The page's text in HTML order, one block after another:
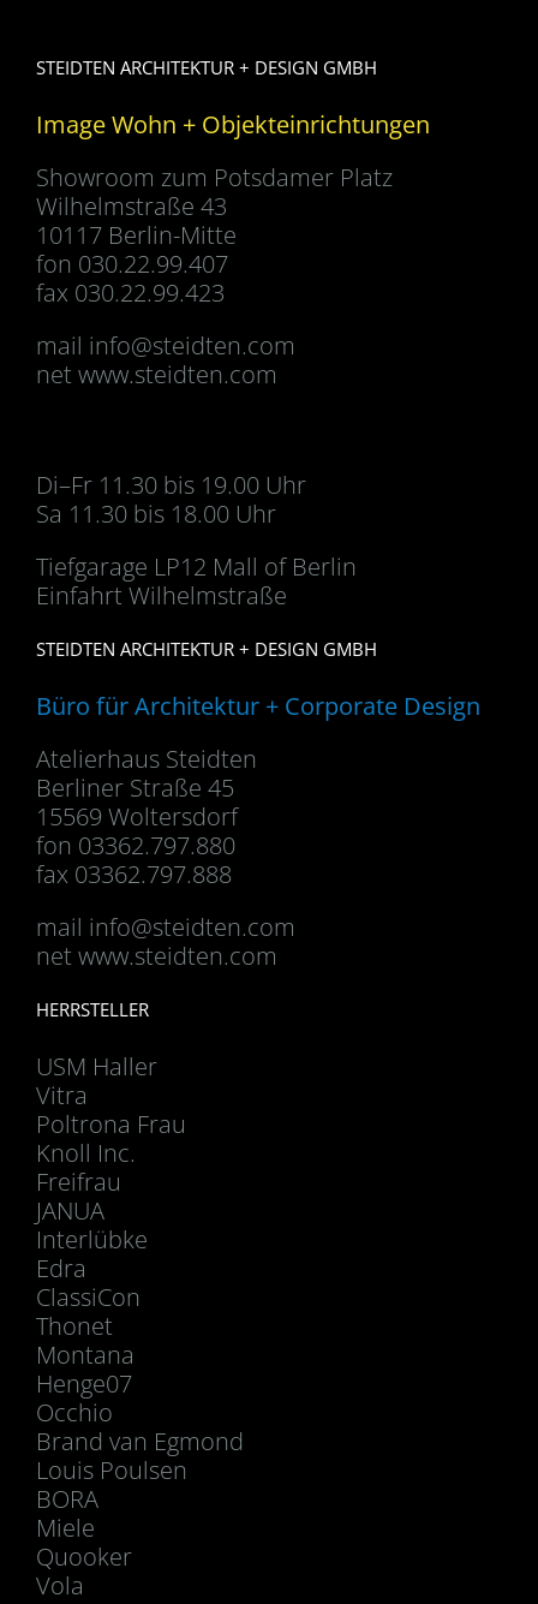
STEIDTEN ARCHITEKTUR + DESIGN GMBH
Image Wohn + Objekteinrichtungen
Showroom zum Potsdamer Platz
Wilhelmstraße 43
10117 Berlin-Mitte
fon 030.22.99.407
fax 030.22.99.423
mail info@steidten.com
net www.steidten.com
Di–Fr 11.30 bis 19.00 Uhr
Sa 11.30 bis 18.00 Uhr
Tiefgarage LP12 Mall of Berlin
Einfahrt Wilhelmstraße
STEIDTEN ARCHITEKTUR + DESIGN GMBH
Büro für Architektur + Corporate Design
Atelierhaus Steidten
Berliner Straße 45
15569 Woltersdorf
fon 03362.797.880
fax 03362.797.888
mail info@steidten.com
net www.steidten.com
HERRSTELLER
USM Haller
Vitra
Poltrona Frau
Knoll Inc.
Freifrau
JANUA
Interlübke
Edra
ClassiCon
Thonet
Montana
Henge07
Occhio
Brand van Egmond
Louis Poulsen
BORA
Miele
Quooker
Vola